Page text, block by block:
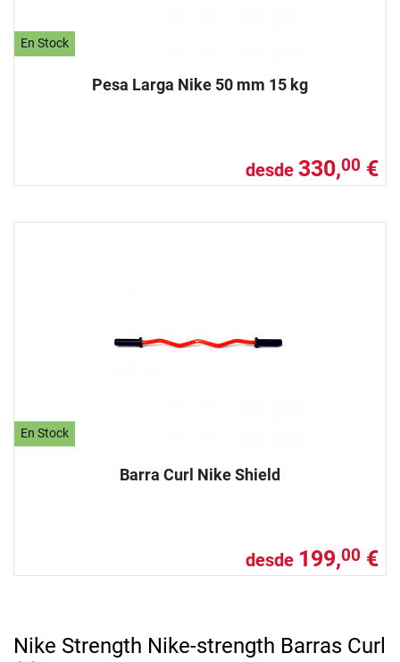
En Stock
Pesa Larga Nike 50 mm 15 kg
desde 330,00 €
En Stock
Barra Curl Nike Shield
desde 199,00 €
Nike Strength Nike-strength Barras Curl